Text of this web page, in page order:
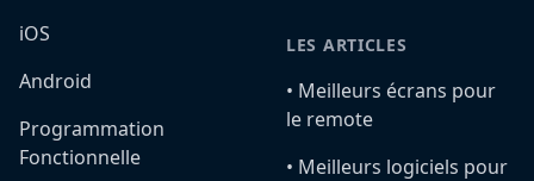
iOS
Android
Programmation
Fonctionnelle
LES ARTICLES
•️ Meilleurs écrans pour
le remote
•️ Meilleurs logiciels pour